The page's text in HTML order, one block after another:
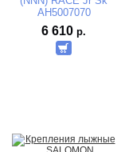
AH5007070
6 610 р.